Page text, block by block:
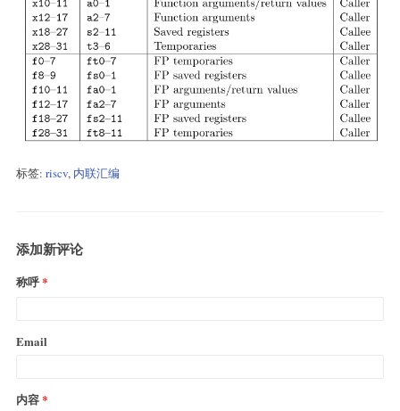
标签: riscv, 内联汇编
添加新评论
称呼
Email
内容